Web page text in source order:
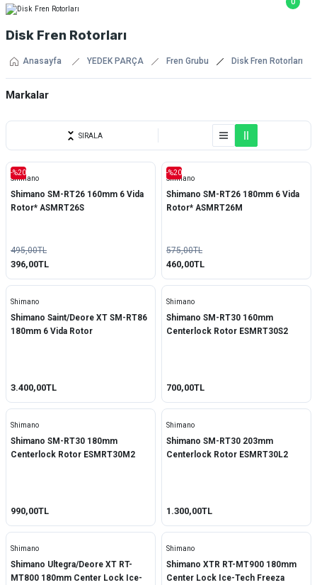
0
Disk Fren Rotorları
Anasayfa YEDEK PARÇA Fren Grubu Disk Fren Rotorları
Markalar
Baradine
Evo
Impact
SIRALA
-%20
Shimano
Shimano SM-RT26 160mm 6 Vida
Rotor* ASMRT26S
495,00TL
396,00TL
-%20
Shimano
Shimano SM-RT26 180mm 6 Vida
Rotor* ASMRT26M
575,00TL
460,00TL
Shimano
Shimano Saint/Deore XT SM-RT86
180mm 6 Vida Rotor
3.400,00TL
Shimano
Shimano SM-RT30 160mm
Centerlock Rotor ESMRT30S2
700,00TL
Shimano
Shimano SM-RT30 180mm
Centerlock Rotor ESMRT30M2
990,00TL
Shimano
Shimano SM-RT30 203mm
Centerlock Rotor ESMRT30L2
1.300,00TL
Shimano
Shimano Ultegra/Deore XT RT-
MT800 180mm Center Lock Ice-
Shimano
Shimano XTR RT-MT900 180mm
Center Lock Ice-Tech Freeza